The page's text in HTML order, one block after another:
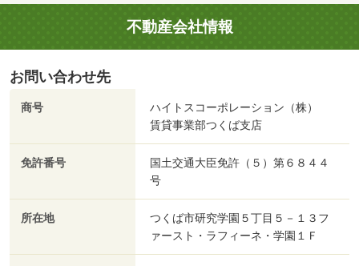
不動産会社情報
お問い合わせ先
商号
ハイトスコーポレーション（株）
賃貸事業部つくば支店
免許番号
国土交通大臣免許（５）第６８４４
号
所在地
つくば市研究学園５丁目５－１３フ
ァースト・ラフィーネ・学園１Ｆ